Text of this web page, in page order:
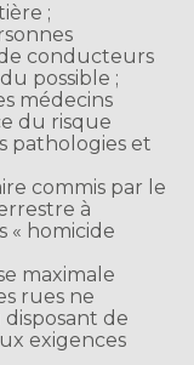
;
conducteurs
possible ;
médecins
du risque
pathologies et
commis par le
à
« homicide
maximale
rues ne
de
exigences